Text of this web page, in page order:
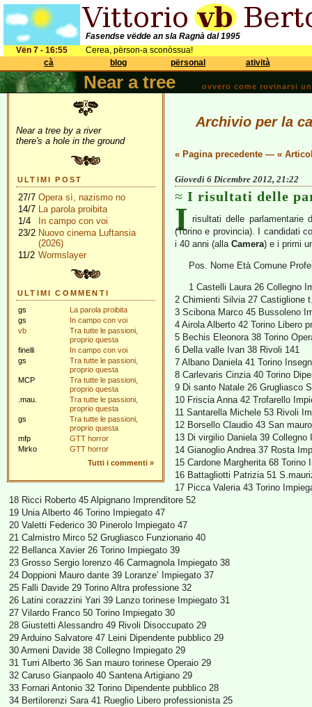
Fasendse vëdde an sla Ragnà dal 1995
Vën 7 - 16:55
Cerea, përson-a sconòssua!
cà
blog përsonal atività
Near a tree ovvero come rovinarsi
Near a tree by a river
there's a hole in the ground
ULTIMI POST
27/7 Opera sì, nazismo no
14/7 La parola proibita
1/4
In campo con voi
23/2 Nuovo cinema Luftansia
(2026)
11/2 Wormslayer
ULTIMI COMMENTI
gs
La parola proibita
gs
In campo con voi
vb
Tra tutte le passioni,
proprio questa
finelli
In campo con voi
gs
Tra tutte le passioni,
proprio questa
MCP
Tra tutte le passioni,
proprio questa
.mau.
Tra tutte le passioni,
proprio questa
gs
Tra tutte le passioni,
proprio questa
mfp
GTT horror
Mirko
GTT horror
Tutti i commenti »
Archivio per la
« Pagina precedente — «
Giovedì 6 Dicembre 2012, 21:22
I risultati delle
I risultati delle parlamentarie
(Torino e provincia). I candidati
i 40 anni (alla Camera) e i primi
Pos. Nome Età Comune
1 Castelli Laura 26 Collegno
2 Chimienti Silvia 27 Castiglione
3 Scibona Marco 45 Bussoleno
4 Airola Alberto 42 Torino Libero
5 Bechis Eleonora 38 Torino
6 Della valle Ivan 38 Rivoli 141
7 Albano Daniela 41 Torino
8 Carlevaris Cinzia 40 Torino
9 Di santo Natale 26 Grugliasco
10 Friscia Anna 42 Trofarello
11 Santarella Michele 53 Rivoli
12 Borsello Claudio 43 San
13 Di virgilio Daniela 39 Collegno
14 Gianoglio Andrea 37 Rosta
15 Cardone Margherita 68 Torino
16 Battagliotti Patrizia 51
17 Picca Valeria 43 Torino
18 Ricci Roberto 45 Alpignano Imprenditore 52
19 Unia Alberto 46 Torino Impiegato 47
20 Valetti Federico 30 Pinerolo Impiegato 47
21 Calmistro Mirco 52 Grugliasco Funzionario 40
22 Bellanca Xavier 26 Torino Impiegato 39
23 Grosso Sergio lorenzo 46 Carmagnola Impiegato 38
24 Doppioni Mauro dante 39 Loranze’ Impiegato 37
25 Falli Davide 29 Torino Altra professione 32
26 Latini corazzini Yari 39 Lanzo torinese Impiegato 31
27 Vilardo Franco 50 Torino Impiegato 30
28 Giustetti Alessandro 49 Rivoli Disoccupato 29
29 Arduino Salvatore 47 Leini Dipendente pubblico 29
30 Armeni Davide 38 Collegno Impiegato 29
31 Turri Alberto 36 San mauro torinese Operaio 29
32 Caruso Gianpaolo 40 Santena Artigiano 29
33 Fornari Antonio 32 Torino Dipendente pubblico 28
34 Bertilorenzi Sara 41 Rueglio Libero professionista 25